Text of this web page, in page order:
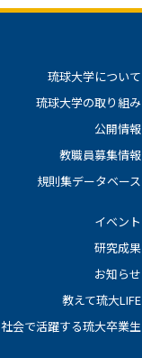
琉球大学について
琉球大学の取り組み
公開情報
教職員募集情報
規則集データベース
イベント
研究成果
お知らせ
教えて琉大LIFE
社会で活躍する琉大卒業生